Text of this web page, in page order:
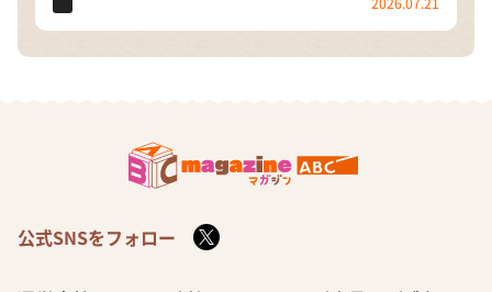
公式SNSをフォロー